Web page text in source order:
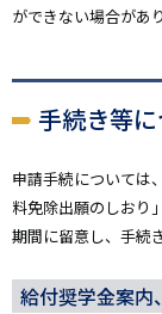
ができない場合があ
手続き等
申請手続については
料免除出願のしおり
期間に留意し、手続
給付奨学金案内